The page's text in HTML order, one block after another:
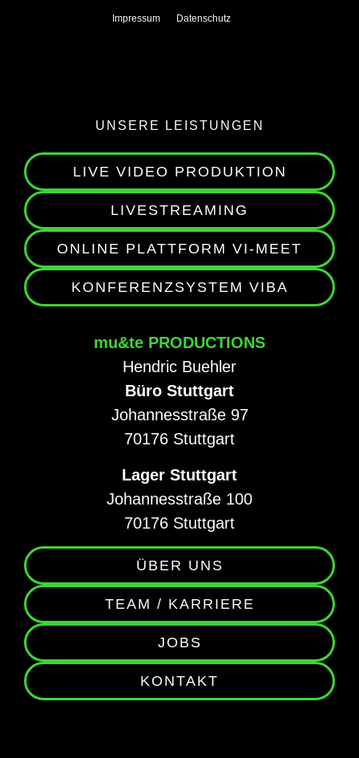
Impressum Datenschutz
UNSERE LEISTUNGEN
LIVE VIDEO PRODUKTION
LIVESTREAMING
ONLINE PLATTFORM VI-MEET
KONFERENZSYSTEM VIBA
mu&te PRODUCTIONS
Hendric Buehler
Büro Stuttgart
Johannesstraße 97
70176 Stuttgart
Lager Stuttgart
Johannesstraße 100
70176 Stuttgart
ÜBER UNS
TEAM / KARRIERE
JOBS
KONTAKT